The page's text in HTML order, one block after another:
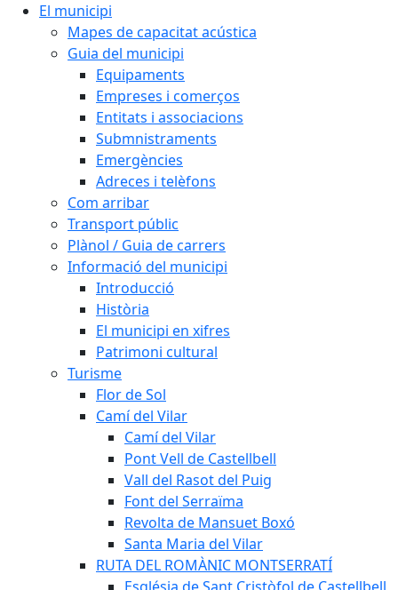
El municipi
Mapes de capacitat acústica
Guia del municipi
Equipaments
Empreses i comerços
Entitats i associacions
Submnistraments
Emergències
Adreces i telèfons
Com arribar
Transport públic
Plànol / Guia de carrers
Informació del municipi
Introducció
Història
El municipi en xifres
Patrimoni cultural
Turisme
Flor de Sol
Camí del Vilar
Camí del Vilar
Pont Vell de Castellbell
Vall del Rasot del Puig
Font del Serraïma
Revolta de Mansuet Boxó
Santa Maria del Vilar
RUTA DEL ROMÀNIC MONTSERRATÍ